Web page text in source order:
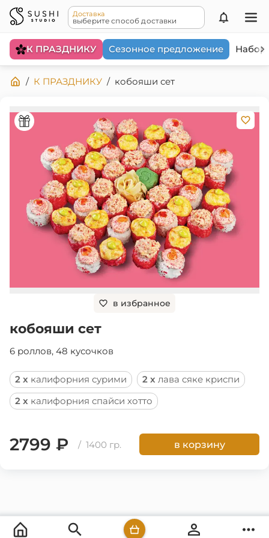
Доставка
выберите способ доставки
К ПРАЗДНИКУ Сезонное предложение
/ К ПРАЗДНИКУ / кобояши сет
в избранное
кобояши сет
6 роллов, 48 кусочков
2 x калифорния сурими 2 x лава сяке криспи
2 x калифорния спайси хотто
2799 ₽ / 1400 гр. в корзину